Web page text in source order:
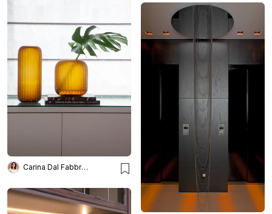
Carina Dal Fabbro Arquitetura